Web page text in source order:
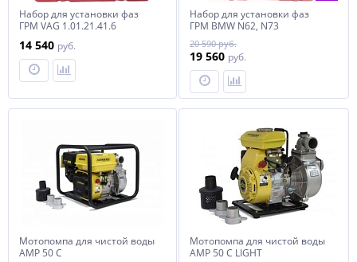
Набор для установки фаз
ГРМ VAG 1.01.21.41.6
14 540 руб.
Набор для установки фаз
ГРМ BMW N62, N73
20 590 руб.
19 560 руб.
Мотопомпа для чистой воды
АМР 50 С
Мотопомпа для чистой воды
АМР 50 С LIGHT